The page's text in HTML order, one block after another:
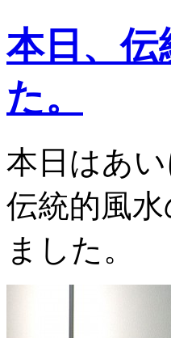
本日、伝
た。
本日はあ
伝統的風
ました。